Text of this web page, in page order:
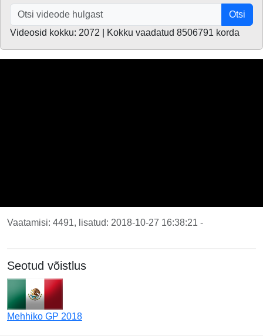
Otsi
Videosid kokku: 2072 | Kokku vaadatud 8506791 korda
Vaatamisi: 4491, lisatud: 2018-10-27 16:38:21 -
Seotud võistlus
Mehhiko GP 2018